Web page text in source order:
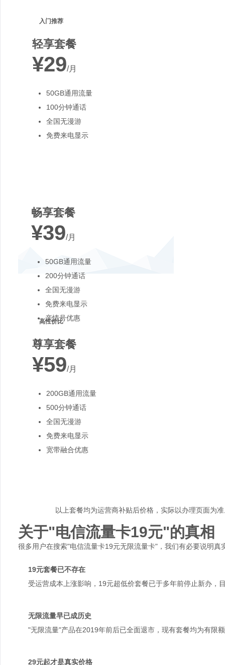
入门推荐
轻享套餐
¥29/月
50GB通用流量
100分钟通话
全国无漫游
免费来电显示
畅享套餐
¥39/月
50GB通用流量
200分钟通话
全国无漫游
免费来电显示
亲情号优惠
高性价比
尊享套餐
¥59/月
200GB通用流量
500分钟通话
全国无漫游
免费来电显示
宽带融合优惠
以上套餐均为运营商补贴后价格，实际以办理页面为
关于"电信流量卡19元"的真相
很多用户在搜索"电信流量卡19元无限流量卡"，我们有必要说明真
19元套餐已不存在
受运营成本上涨影响，19元超低价套餐已于多年前停止新办，
无限流量早已成历史
"无限流量"产品在2019年前后已全面退市，现有套餐均为有限
29元起才是真实价格